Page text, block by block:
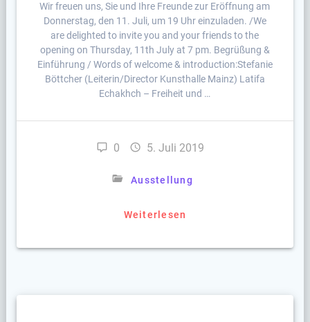
Wir freuen uns, Sie und Ihre Freunde zur Eröffnung am
Donnerstag, den 11. Juli, um 19 Uhr einzuladen. /We
are delighted to invite you and your friends to the
opening on Thursday, 11th July at 7 pm. Begrüßung &
Einführung / Words of welcome & introduction:Stefanie
Böttcher (Leiterin/Director Kunsthalle Mainz) Latifa
Echakhch – Freiheit und …
0 5. Juli 2019
Ausstellung
Weiterlesen